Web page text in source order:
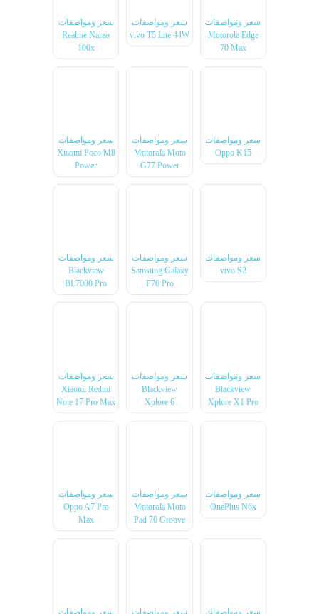
سعر ومواصفات
Motorola Edge
70 Max
سعر ومواصفات
vivo T5 Lite 44W
سعر ومواصفات
Realme Narzo
100x
سعر ومواصفات
Oppo K15
سعر ومواصفات
Motorola Moto
G77 Power
سعر ومواصفات
Xiaomi Poco M8
Power
سعر ومواصفات
vivo S2
سعر ومواصفات
Samsung Galaxy
F70 Pro
سعر ومواصفات
Blackview
BL7000 Pro
سعر ومواصفات
Blackview
Xplore X1 Pro
سعر ومواصفات
Blackview
Xplore 6
سعر ومواصفات
Xiaomi Redmi
Note 17 Pro Max
سعر ومواصفات
OnePlus N6x
سعر ومواصفات
Motorola Moto
Pad 70 Groove
سعر ومواصفات
Oppo A7 Pro
Max